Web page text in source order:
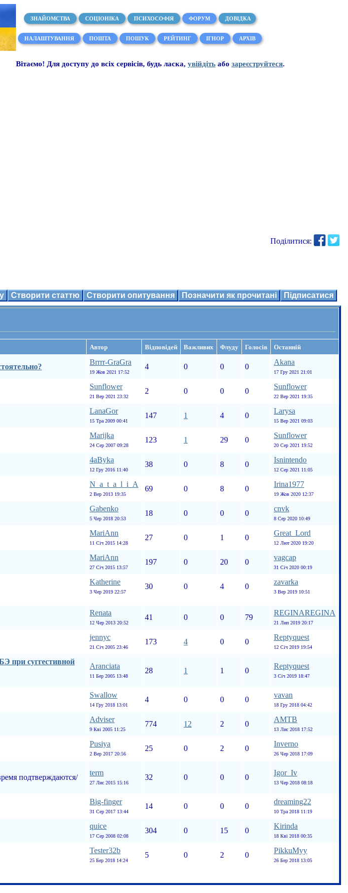
ЗНАЙОМСТВА СОЦІОНІКА ПСИХОСОФІЯ ФОРУМ ДОВІДКА
НАЛАШТУВАННЯ ПОШТА ПОШУК РЕЙТИНГ ІГНОР АРХІВ
Вітаємо! Для доступу до всіх сервісів, будь ласка, увійдіть або зареєструйтеся.
Поділитися:
Створити статтю Створити опитування Позначити як прочитані Підписатися
Автор Відповідей Важливих Флуду Голосів Останній
Brrrr-GraGra
19 Жов 2021 17:52
4 0 0 0
Akana
17 Гру 2021 21:01
Sunflower
21 Вер 2021 23:32
2 0 0 0
Sunflower
22 Вер 2021 19:35
LanaGor
15 Тра 2009 00:41
147 1 4 0
Larysa
15 Вер 2021 09:03
Marijka
24 Сер 2007 09:28
123 1 29 0
Sunflower
20 Сер 2021 19:52
4aByka
12 Гру 2016 11:40
38 0 8 0
Isnintendo
12 Сер 2021 11:05
N_a_t_a_l_i_A
2 Вер 2013 19:35
69 0 8 0
Irina1977
19 Жов 2020 12:37
Gabenko
5 Чер 2018 20:53
18 0 0 0
cnvk
8 Сер 2020 10:49
MariAnn
11 Січ 2015 14:28
27 0 1 0
Great_Lord
12 Лют 2020 19:20
MariAnn
27 Січ 2015 13:57
197 0 20 0
vagcap
31 Січ 2020 00:19
Katherine
3 Чер 2019 22:57
30 0 4 0
zavarka
3 Вер 2019 10:51
Renata
12 Чер 2013 20:52
41 0 0 79
REGINAREGINA
21 Лип 2019 20:17
jennyc
21 Січ 2005 23:46
173 4 0 0
Reptyquest
12 Січ 2019 19:54
при суггестивной
Aranciata
11 Бер 2005 13:48
28 1 1 0
Reptyquest
3 Січ 2019 18:47
Swallow
14 Гру 2018 13:01
4 0 0 0
vavan
18 Гру 2018 04:42
Adviser
9 Кві 2005 11:25
774 12 2 0
AMTB
13 Лис 2018 17:52
Pusiya
2 Вер 2017 20:56
25 0 2 0
Inverno
26 Чер 2018 17:09
подтверждаются/
term
27 Лис 2015 15:16
32 0 0 0
Igor_Iv
13 Чер 2018 08:18
Big-finger
31 Сер 2017 13:44
14 0 0 0
dreaming22
10 Тра 2018 11:19
quice
17 Сер 2008 02:08
304 0 15 0
Kirinda
18 Кві 2018 00:35
Tester32b
25 Бер 2018 14:24
5 0 2 0
PikkuMyy
26 Бер 2018 13:05